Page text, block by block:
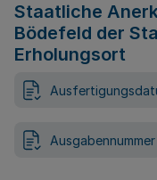
Staatliche
Bödefeld der
Erholungsort
Ausgabennummer